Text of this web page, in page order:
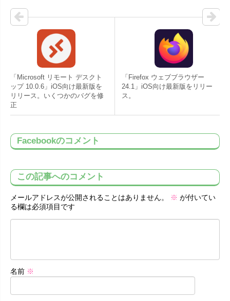
「Microsoft リモート デスクト
ップ 10.0.6」iOS向け最新版を
リリース。いくつかのバグを修
正
「Firefox ウェブブラウザー
24.1」iOS向け最新版をリリー
ス。
Facebookのコメント
この記事へのコメント
メールアドレスが公開されることはありません。 ※ が付いてい
る欄は必須項目です
名前 ※